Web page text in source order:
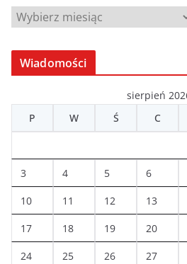
A
c
w
Wiadomości
sierpień
P
W Ś C
3 4 5 6
10 11 12 13
17 18 19 20
24 25 26 27